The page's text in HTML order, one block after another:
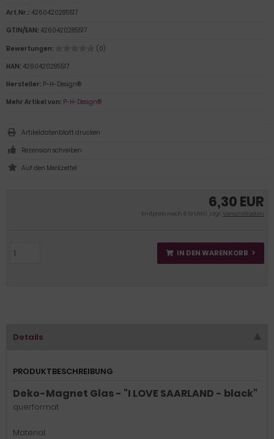
6,30 EUR
Endpreis nach § 19 UStG. zzgl.Versandkosten
IN DEN WARENKORB
Art.Nr.: 4260420285517
GTIN/EAN: 4260420285517
Bewertungen:
(0)
HAN: 4260420285517
Hersteller: P-H-Design®
Mehr Artikel von: P-H-Design®
Artikeldatenblatt drucken
Rezension schreiben
Details
PRODUKTBESCHREIBUNG
Deko-Magnet Glas - "I LOVE SAARLAND - black"
querformat
Material: